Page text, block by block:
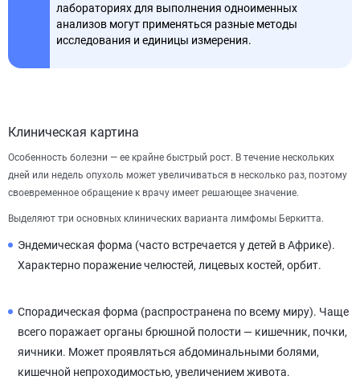
лабораториях для выполнения одноименных
анализов могут применяться разные методы
исследования и единицы измерения.
Клиническая картина
Особенность болезни — ее крайне быстрый рост. В течение нескольких
дней или недель опухоль может увеличиваться в несколько раз, поэтому
своевременное обращение к врачу имеет решающее значение.
Выделяют три основных клинических варианта лимфомы Беркитта.
Эндемическая форма (часто встречается у детей в Африке).
Характерно поражение челюстей, лицевых костей, орбит.
Спорадическая форма (распространена по всему миру). Чаще
всего поражает органы брюшной полости — кишечник, почки,
яичники. Может проявляться абдоминальными болями,
кишечной непроходимостью, увеличением живота.